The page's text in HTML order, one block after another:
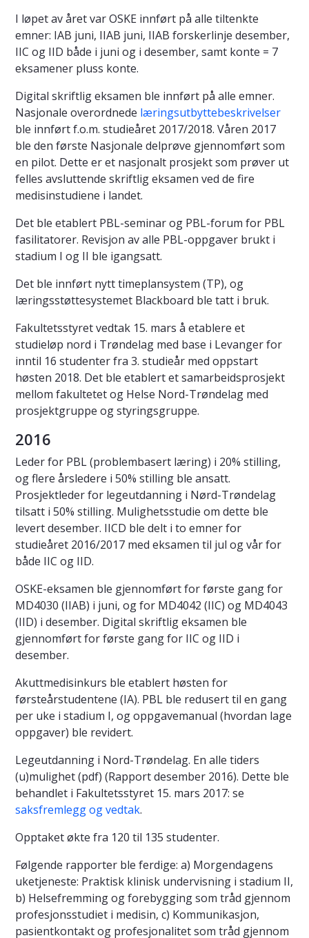
I løpet av året var OSKE innført på alle tiltenkte
emner: IAB juni, IIAB juni, IIAB forskerlinje desember,
IIC og IID både i juni og i desember, samt konte = 7
eksamener pluss konte.
Digital skriftlig eksamen ble innført på alle emner.
Nasjonale overordnede læringsutbyttebeskrivelser
ble innført f.o.m. studieåret 2017/2018. Våren 2017
ble den første Nasjonale delprøve gjennomført som
en pilot. Dette er et nasjonalt prosjekt som prøver ut
felles avsluttende skriftlig eksamen ved de fire
medisinstudiene i landet.
Det ble etablert PBL-seminar og PBL-forum for PBL
fasilitatorer. Revisjon av alle PBL-oppgaver brukt i
stadium I og II ble igangsatt.
Det ble innført nytt timeplansystem (TP), og
læringsstøttesystemet Blackboard ble tatt i bruk.
Fakultetsstyret vedtak 15. mars å etablere et
studieløp nord i Trøndelag med base i Levanger for
inntil 16 studenter fra 3. studieår med oppstart
høsten 2018. Det ble etablert et samarbeidsprosjekt
mellom fakultetet og Helse Nord-Trøndelag med
prosjektgruppe og styringsgruppe.
2016
Leder for PBL (problembasert læring) i 20% stilling,
og flere årsledere i 50% stilling ble ansatt.
Prosjektleder for legeutdanning i Nørd-Trøndelag
tilsatt i 50% stilling. Mulighetsstudie om dette ble
levert desember. IICD ble delt i to emner for
studieåret 2016/2017 med eksamen til jul og vår for
både IIC og IID.
OSKE-eksamen ble gjennomført for første gang for
MD4030 (IIAB) i juni, og for MD4042 (IIC) og MD4043
(IID) i desember. Digital skriftlig eksamen ble
gjennomført for første gang for IIC og IID i
desember.
Akuttmedisinkurs ble etablert høsten for
førsteårstudentene (IA). PBL ble redusert til en gang
per uke i stadium I, og oppgavemanual (hvordan lage
oppgaver) ble revidert.
Legeutdanning i Nord-Trøndelag. En alle tiders
(u)mulighet (pdf) (Rapport desember 2016). Dette ble
behandlet i Fakultetsstyret 15. mars 2017: se
saksfremlegg og vedtak.
Opptaket økte fra 120 til 135 studenter.
Følgende rapporter ble ferdige: a) Morgendagens
uketjeneste: Praktisk klinisk undervisning i stadium II,
b) Helsefremming og forebygging som tråd gjennom
profesjonsstudiet i medisin, c) Kommunikasjon,
pasientkontakt og profesjonalitet som tråd gjennom